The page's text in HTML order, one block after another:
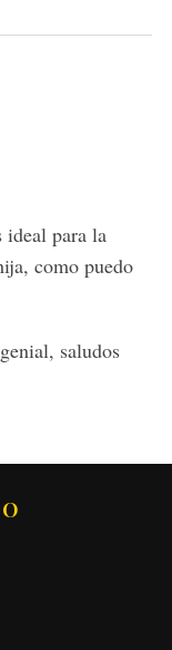
ideal para la
como puedo
saludos